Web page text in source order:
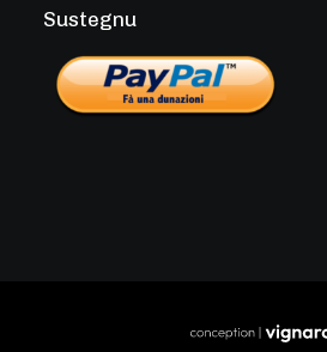
Sustegnu